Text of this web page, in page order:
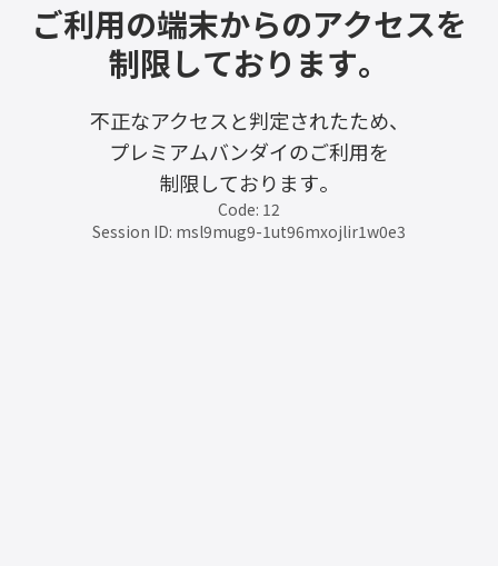
ご利用の端末からのアクセスを
制限しております。
不正なアクセスと判定されたため、
プレミアムバンダイのご利用を
制限しております。
Code: 12
Session ID: msl9mug9-1ut96mxojlir1w0e3